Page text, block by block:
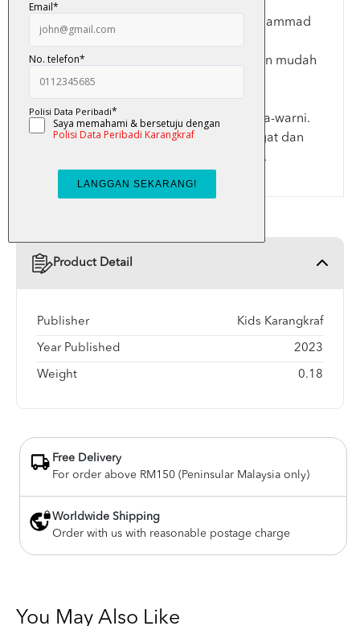
Pengenalan ringkas kisah Nabi Muhammad
Jalan cerita yang positif, ringkas dan mudah
difahami.
Sesuai untuk bacaan kanak-kanak.
Ilustrasi yang menarik dan berwarna-warni.
Kisah yang pasti menyuntik semangat dan
motivasi ke dalam diri kanak-kanak.
Product Detail
Publisher Kids Karangkraf
Year Published 2023
Weight 0.18
Free Delivery
For order above RM150 (Peninsular Malaysia only)
Worldwide Shipping
Order with us with reasonable postage charge
You May Also Like